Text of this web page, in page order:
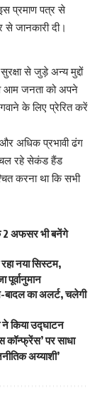
प्रमाण पत्र से
से जानकारी दी।
से जुड़े अन्य मुद्दों
वे आम जनता को अपने
के लिए प्रेरित करें
और अधिक प्रभावी ढंग
चल रहे सेकंड हैंड
करना था कि सभी
2 अफसर भी बनेंगे
नया सिस्टम,
का अलर्ट, चलेगी
ने किया उद्घाटन
कॉन्फ्रेंस’ पर साधा
अय्याशी’